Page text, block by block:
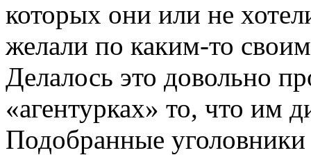
которых они или не
желали по каким-то
Делалось это довольно
«агентурках» то, что им
Подобранные уголовники